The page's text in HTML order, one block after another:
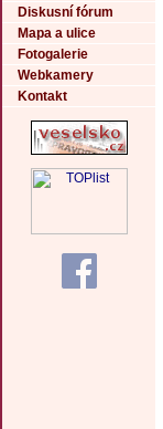
Diskusní fórum
Mapa a ulice
Fotogalerie
Webkamery
Kontakt